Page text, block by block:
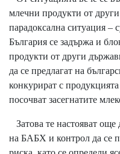
млечни продукти от
парадоксална ситуация –
България се задържа и
продукти от други
да се предлагат на
конкурират с
посочват засегнатите
Затова те настояват още
на БАБХ и контрол да се